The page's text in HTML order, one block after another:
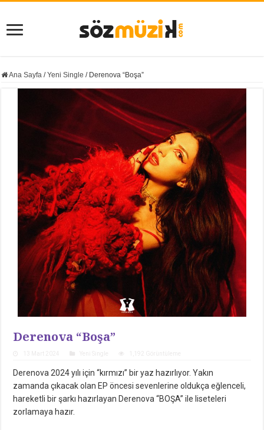
Ana Sayfa / Yeni Single / Derenova “Boşa”
Derenova “Boşa”
Derenova 2024 yılı için “kırmızı” bir yaz hazırlıyor. Yakın
zamanda çıkacak olan EP öncesi sevenlerine oldukça eğlenceli,
hareketli bir şarkı hazırlayan Derenova “BOŞA” ile liseteleri
zorlamaya hazır.